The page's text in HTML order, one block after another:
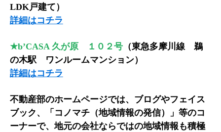
LDK戸建て）
詳細はコチラ
★b’CASA 久が原 １０２号（東急多摩川線 鵜
の木駅 ワンルームマンション）
詳細はコチラ
不動産部のホームページでは、ブログやフェイス
ブック、「コノマチ（地域情報の発信）」等のコ
ーナーで、地元の会社ならではの地域情報も積極